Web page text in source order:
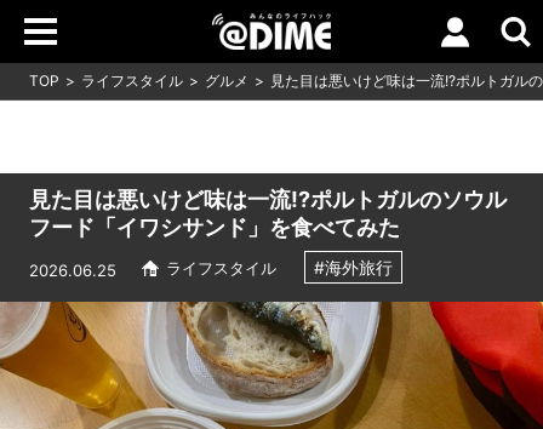
TOP ライフスタイル グルメ 見た目は悪いけど味は一流!?ポルトガル
見た目は悪いけど味は一流!?ポルトガルのソウル
フード「イワシサンド」を食べてみた
2026.06.25 ライフスタイル #海外旅行